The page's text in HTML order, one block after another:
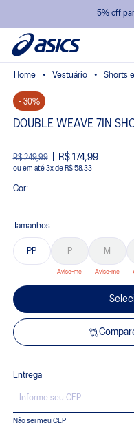
5% off
Vestuário Shorts
- 30%
DOUBLE WEAVE 7IN
R$ 249,99 R$ 174,99
ou 3xde R$ 58,33
Cor:
Tamanhos
PP P M
Entrega
Não sei meu CEP